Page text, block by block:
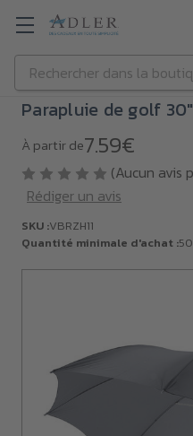
Passer au contenu principal
Rechercher
Parapluie de golf
À partir de7.59€
(Aucun avis
Rédiger un avis
SKU :VBRZH11
Quantité minimale d'achat :
minimale
d'achat :
unités